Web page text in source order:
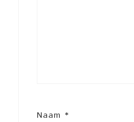
Naam *